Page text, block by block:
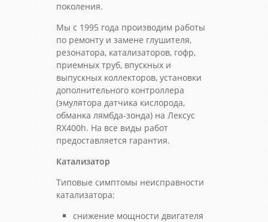
поколения.
Мы с 1995 года производим работы
по ремонту и замене глушителя,
резонатора, катализаторов, гофр,
приемных труб, впускных и
выпускных коллекторов, установки
дополнительного контроллера
(эмулятора датчика кислорода,
обманка лямбда-зонда) на Лексус
RX400h. На все виды работ
предоставляется гарантия.
Катализатор
Типовые симптомы неисправности
катализатора:
снижение мощности двигателя